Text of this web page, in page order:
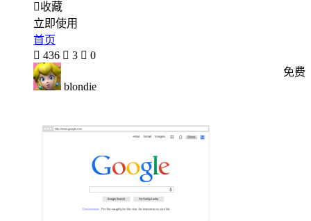
收藏
立即使用
首页
 436  3  0
blondie
免费